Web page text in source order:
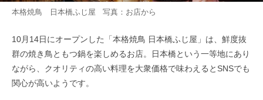
本格焼鳥 日本橋ふじ屋 写真：お店から
10月14日にオープンした「本格焼鳥 日本橋ふじ屋」は、鮮度抜
群の焼き鳥ともつ鍋を楽しめるお店。日本橋という一等地にあり
ながら、クオリティの高い料理を大衆価格で味わえるとSNSでも
関心が高いようです。